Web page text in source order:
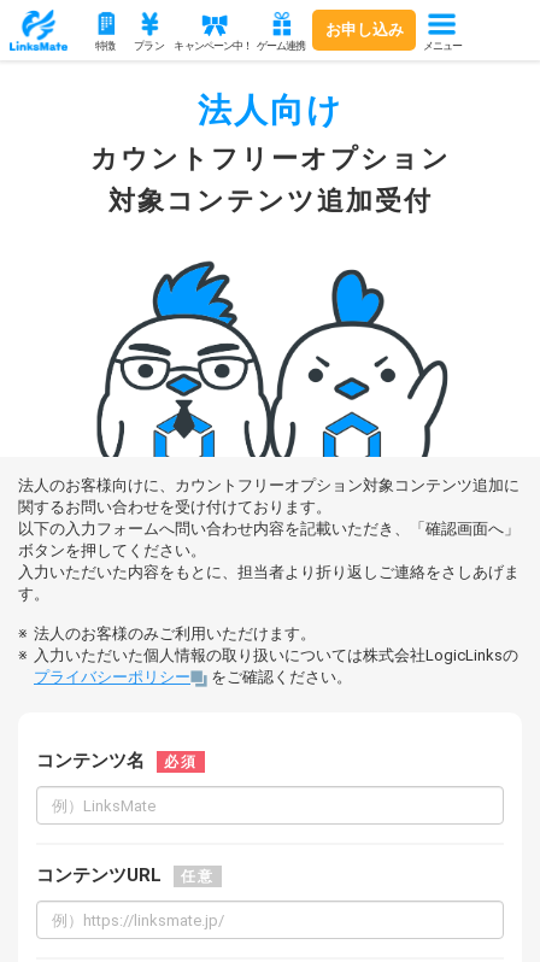
特徴 プラン キャンペーン中！ ゲーム連携
お申し込み
メニュー
法人向け
カウントフリーオプション
対象コンテンツ追加受付
法人のお客様向けに、カウントフリーオプション対象コンテンツ追加に
関するお問い合わせを受け付けております。
以下の入力フォームへ問い合わせ内容を記載いただき、「確認画面へ」
ボタンを押してください。
入力いただいた内容をもとに、担当者より折り返しご連絡をさしあげま
す。
法人のお客様のみご利用いただけます。
入力いただいた個人情報の取り扱いについては株式会社LogicLinksの
プライバシーポリシー
をご確認ください。
コンテンツ名 必須
コンテンツURL 任意